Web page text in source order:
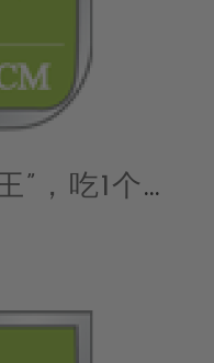
”，吃1个顶